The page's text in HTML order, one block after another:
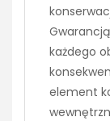
każdego
element